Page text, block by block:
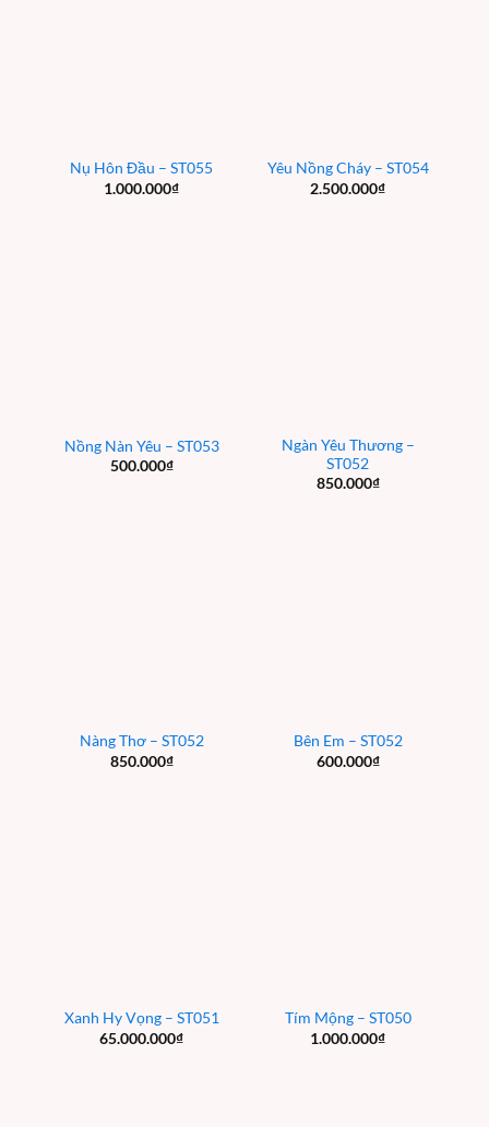
Nụ Hôn Đầu – ST055
1.000.000₫
Yêu Nồng Cháy – ST054
2.500.000₫
Nồng Nàn Yêu – ST053
500.000₫
Ngàn Yêu Thương –
ST052
850.000₫
Nàng Thơ – ST052
850.000₫
Bên Em – ST052
600.000₫
Xanh Hy Vọng – ST051
65.000.000₫
Tím Mộng – ST050
1.000.000₫